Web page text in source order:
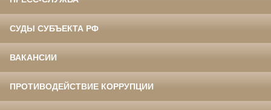
СУДЫ СУБЪЕКТА РФ
ВАКАНСИИ
ПРОТИВОДЕЙСТВИЕ КОРРУПЦИИ